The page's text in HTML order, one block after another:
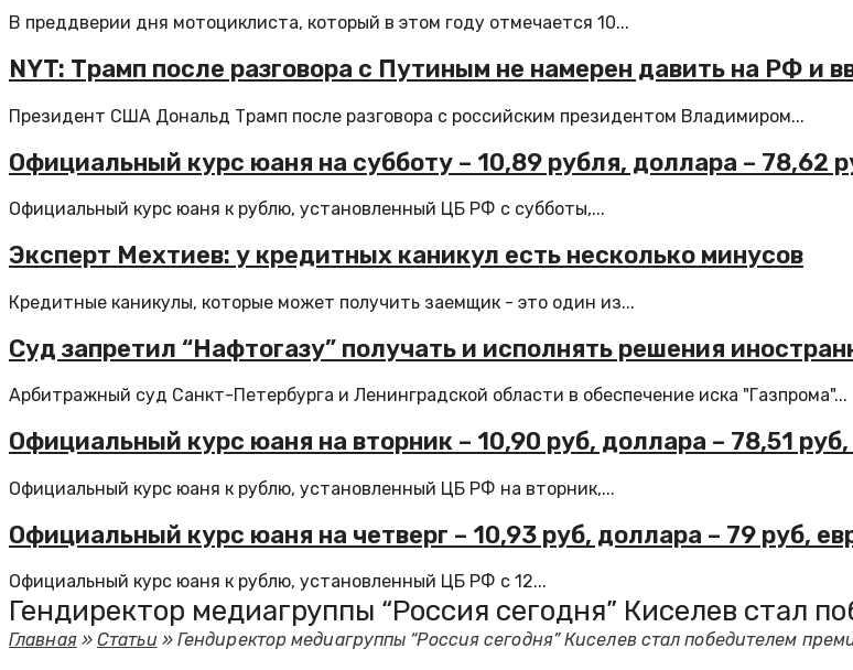
В преддверии дня мотоциклиста, который в этом году отмечается 10...
NYT: Трамп после разговора с Путиным не намерен давить на РФ и
Президент США Дональд Трамп после разговора с российским президентом Владимиром...
Официальный курс юаня на субботу – 10,89 рубля, доллара – 78,62
Официальный курс юаня к рублю, установленный ЦБ РФ с субботы,...
Эксперт Мехтиев: у кредитных каникул есть несколько минусов
Кредитные каникулы, которые может получить заемщик - это один из...
Суд запретил “Нафтогазу” получать и исполнять решения
Арбитражный суд Санкт-Петербурга и Ленинградской области в обеспечение иска "Газпрома"...
Официальный курс юаня на вторник – 10,90 руб, доллара – 78,51
Официальный курс юаня к рублю, установленный ЦБ РФ на вторник,...
Официальный курс юаня на четверг – 10,93 руб, доллара – 79 руб,
Официальный курс юаня к рублю, установленный ЦБ РФ с 12...
Гендиректор медиагруппы “Россия сегодня” Киселев стал
Главная»Статьи » Гендиректор медиагруппы “Россия сегодня” Киселев стал победителем